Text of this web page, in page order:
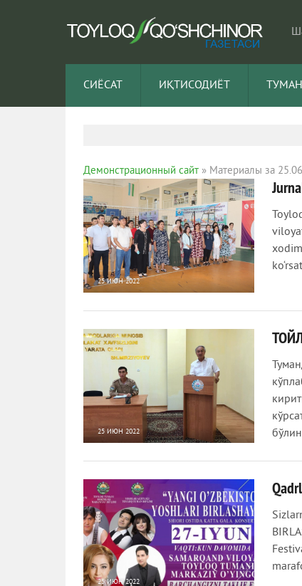
СИЁСАТ ИҚТИСОДИЁТ
Демонстрационный сайт » Материалы за
25 ИЮН 2022
25 ИЮН 2022
25 ИЮН 2022